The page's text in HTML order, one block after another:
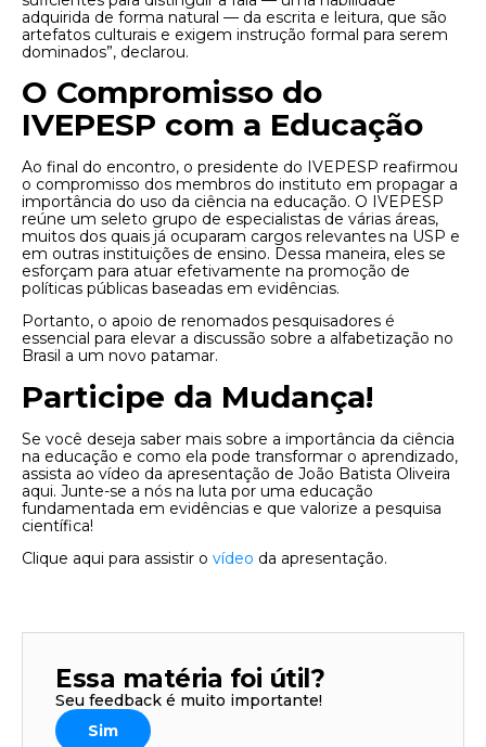
adquirida de forma natural — da escrita e leitura, que são
artefatos culturais e exigem instrução formal para serem
dominados”, declarou.
O Compromisso do
IVEPESP com a Educação
Ao final do encontro, o presidente do IVEPESP reafirmou
o compromisso dos membros do instituto em propagar a
importância do uso da ciência na educação. O IVEPESP
reúne um seleto grupo de especialistas de várias áreas,
muitos dos quais já ocuparam cargos relevantes na USP e
em outras instituições de ensino. Dessa maneira, eles se
esforçam para atuar efetivamente na promoção de
políticas públicas baseadas em evidências.
Portanto, o apoio de renomados pesquisadores é
essencial para elevar a discussão sobre a alfabetização no
Brasil a um novo patamar.
Participe da Mudança!
Se você deseja saber mais sobre a importância da ciência
na educação e como ela pode transformar o aprendizado,
assista ao vídeo da apresentação de João Batista Oliveira
aqui. Junte-se a nós na luta por uma educação
fundamentada em evidências e que valorize a pesquisa
científica!
Clique aqui para assistir o vídeo da apresentação.
Essa matéria foi útil?
Seu feedback é muito importante!
Sim